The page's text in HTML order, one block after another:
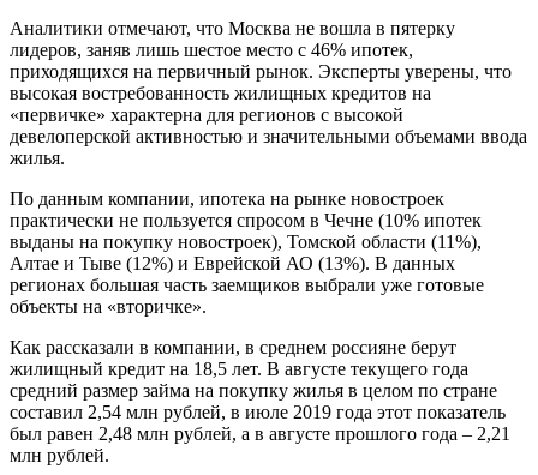
Аналитики отмечают, что Москва не вошла в пятерку
лидеров, заняв лишь шестое место с 46% ипотек,
приходящихся на первичный рынок. Эксперты уверены, что
высокая востребованность жилищных кредитов на
«первичке» характерна для регионов с высокой
девелоперской активностью и значительными объемами ввода
жилья.
По данным компании, ипотека на рынке новостроек
практически не пользуется спросом в Чечне (10% ипотек
выданы на покупку новостроек), Томской области (11%),
Алтае и Тыве (12%) и Еврейской АО (13%). В данных
регионах большая часть заемщиков выбрали уже готовые
объекты на «вторичке».
Как рассказали в компании, в среднем россияне берут
жилищный кредит на 18,5 лет. В августе текущего года
средний размер займа на покупку жилья в целом по стране
составил 2,54 млн рублей, в июле 2019 года этот показатель
был равен 2,48 млн рублей, а в августе прошлого года – 2,21
млн рублей.